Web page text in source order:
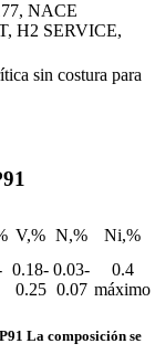
NACE
H2 SERVICE,
sin costura para
V,% N,%
Ni,%
0.18-
0.25
0.03-
0.07
0.4
máximo
La composición se